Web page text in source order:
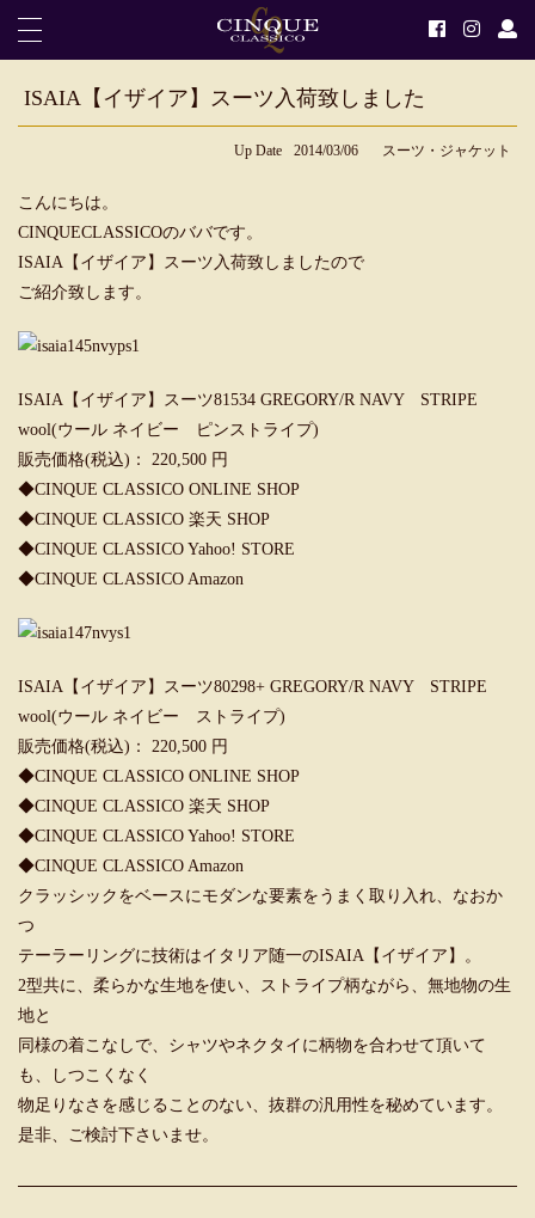
ISAIA【イザイア】スーツ入荷致しました
Up Date 2014/03/06 スーツ・ジャケット
こんにちは。
CINQUECLASSICOのババです。
ISAIA【イザイア】スーツ入荷致しましたので
ご紹介致します。
ISAIA【イザイア】スーツ81534 GREGORY/R NAVY STRIPE
wool(ウール ネイビー ピンストライプ)
販売価格(税込)： 220,500 円
◆CINQUE CLASSICO ONLINE SHOP
◆CINQUE CLASSICO 楽天 SHOP
◆CINQUE CLASSICO Yahoo! STORE
◆CINQUE CLASSICO Amazon
ISAIA【イザイア】スーツ80298+ GREGORY/R NAVY STRIPE
wool(ウール ネイビー ストライプ)
販売価格(税込)： 220,500 円
◆CINQUE CLASSICO ONLINE SHOP
◆CINQUE CLASSICO 楽天 SHOP
◆CINQUE CLASSICO Yahoo! STORE
◆CINQUE CLASSICO Amazon
クラッシックをベースにモダンな要素をうまく取り入れ、なおか
つ
テーラーリングに技術はイタリア随一のISAIA【イザイア】。
2型共に、柔らかな生地を使い、ストライプ柄ながら、無地物の生
地と
同様の着こなしで、シャツやネクタイに柄物を合わせて頂いて
も、しつこくなく
物足りなさを感じることのない、抜群の汎用性を秘めています。
是非、ご検討下さいませ。